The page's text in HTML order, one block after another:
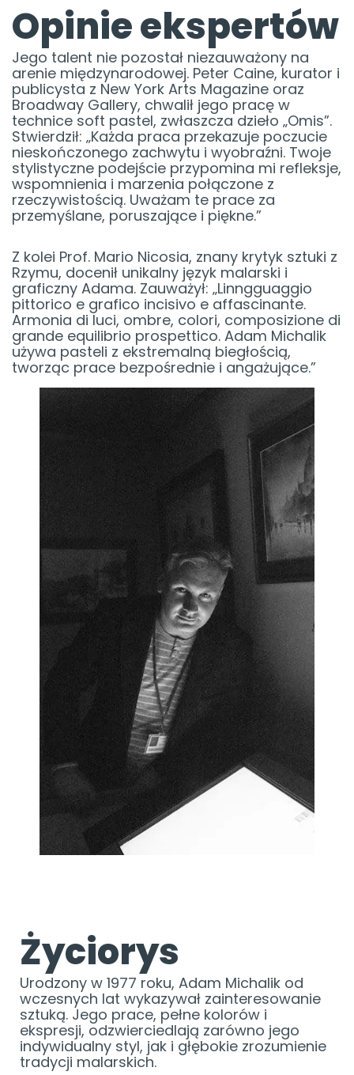
Opinie ekspertów
Jego talent nie pozostał niezauważony na
arenie międzynarodowej. Peter Caine, kurator i
publicysta z New York Arts Magazine oraz
Broadway Gallery, chwalił jego pracę w
technice soft pastel, zwłaszcza dzieło „Omis”.
Stwierdził: „Każda praca przekazuje poczucie
nieskończonego zachwytu i wyobraźni. Twoje
stylistyczne podejście przypomina mi refleksje,
wspomnienia i marzenia połączone z
rzeczywistością. Uważam te prace za
przemyślane, poruszające i piękne.”
Z kolei Prof. Mario Nicosia, znany krytyk sztuki z
Rzymu, docenił unikalny język malarski i
graficzny Adama. Zauważył: „Linngguaggio
pittorico e grafico incisivo e affascinante.
Armonia di luci, ombre, colori, composizione di
grande equilibrio prospettico. Adam Michalik
używa pasteli z ekstremalną biegłością,
tworząc prace bezpośrednie i angażujące.”
Życiorys
Urodzony w 1977 roku, Adam Michalik od
wczesnych lat wykazywał zainteresowanie
sztuką. Jego prace, pełne kolorów i
ekspresji, odzwierciedlają zarówno jego
indywidualny styl, jak i głębokie zrozumienie
tradycji malarskich.